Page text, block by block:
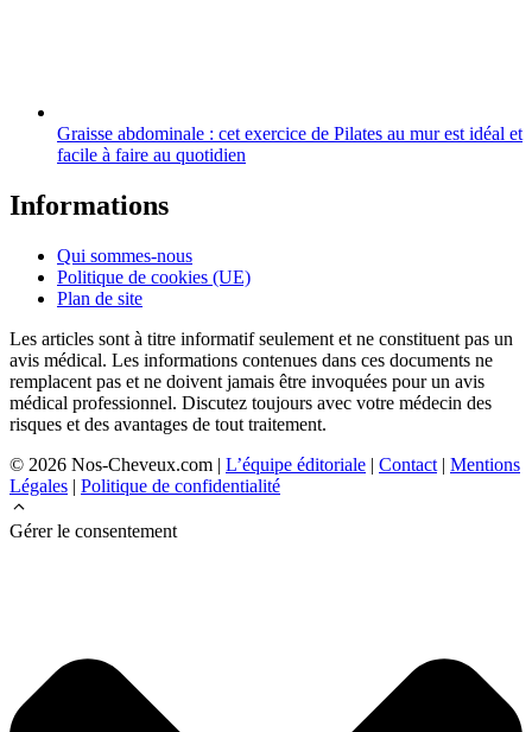
Graisse abdominale : cet exercice de Pilates au mur est idéal et
facile à faire au quotidien
Informations
Qui sommes-nous
Politique de cookies (UE)
Plan de site
Les articles sont à titre informatif seulement et ne constituent pas un
avis médical. Les informations contenues dans ces documents ne
remplacent pas et ne doivent jamais être invoquées pour un avis
médical professionnel. Discutez toujours avec votre médecin des
risques et des avantages de tout traitement.
© 2026 Nos-Cheveux.com | L’équipe éditoriale | Contact | Mentions
Légales | Politique de confidentialité
Gérer le consentement